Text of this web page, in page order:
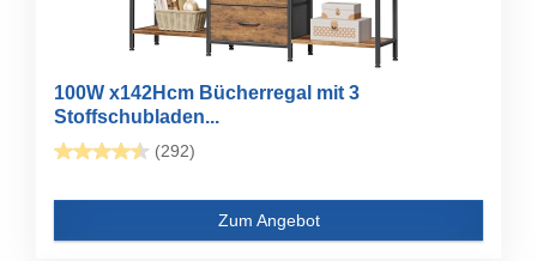
100W x142Hcm Bücherregal mit 3
Stoffschubladen...
(292)
Zum Angebot